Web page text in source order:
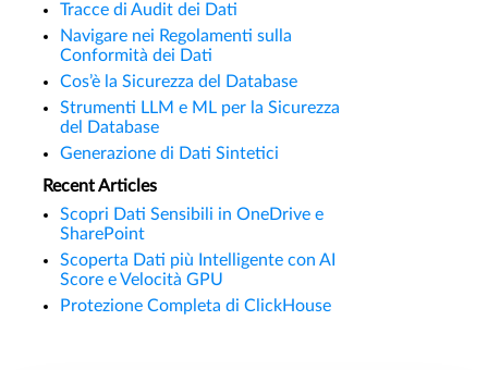
Tracce di Audit dei Dati
Navigare nei Regolamenti sulla
Conformità dei Dati
Cos’è la Sicurezza del Database
Strumenti LLM e ML per la Sicurezza
del Database
Generazione di Dati Sintetici
Recent Articles
Scopri Dati Sensibili in OneDrive e
SharePoint
Scoperta Dati più Intelligente con AI
Score e Velocità GPU
Protezione Completa di ClickHouse